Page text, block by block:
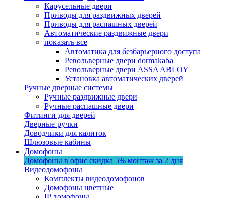
Карусельные двери
Приводы для раздвижных дверей
Приводы для распашных дверей
Автоматические раздвижные двери
показать все
Автоматика для безбарьерного доступа
Револьверные двери dormakaba
Револьверные двери ASSA ABLOY
Установка автоматических дверей
Ручные дверные системы
Ручные раздвижные двери
Ручные распашные двери
Фитинги для дверей
Дверные ручки
Доводчики для калиток
Шлюзовые кабины
Домофоны
Домофоны в офис скидка 5% монтаж за 2 дня
Видеодомофоны
Комплекты видеодомофонов
Домофоны цветные